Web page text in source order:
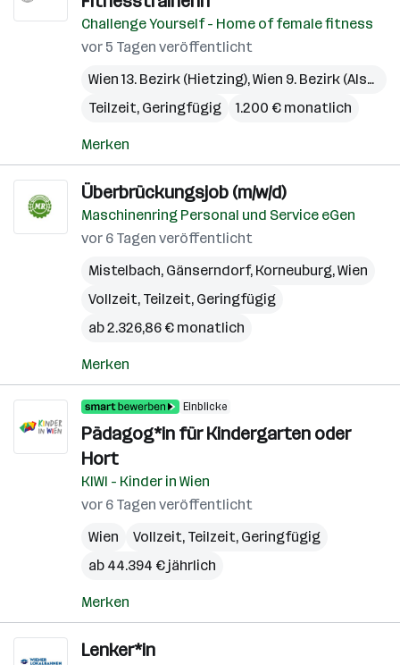
Challenge Yourself - Home of female fitness
vor 5 Tagen veröffentlicht
Wien 13. Bezirk (Hietzing),Wien 9. Bezirk (Alsergrund)
Teilzeit, Geringfügig
1.200 € monatlich
Merken
Überbrückungsjob (m/w/d)
Maschinenring Personal und Service eGen
vor 6 Tagen veröffentlicht
Mistelbach, Gänserndorf, Korneuburg,Wien
Vollzeit, Teilzeit, Geringfügig
ab 2.326,86 € monatlich
Merken
Einblicke
Pädagog*in für Kindergarten oder
Hort
KIWI - Kinder in Wien
vor 6 Tagen veröffentlicht
Wien
Vollzeit, Teilzeit, Geringfügig
ab 44.394 € jährlich
Merken
Lenker*in